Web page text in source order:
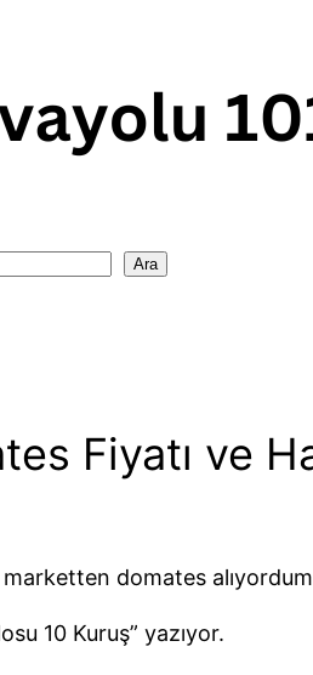
Ara
Fiyatı ve
domates
10 Kuruş” yazıyor.